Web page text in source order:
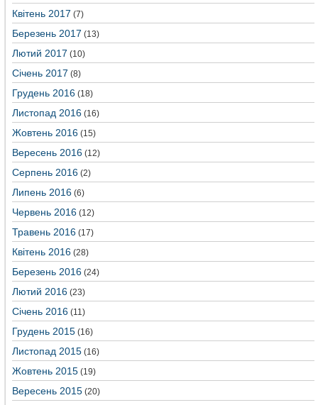
Квітень 2017 (7)
Березень 2017 (13)
Лютий 2017 (10)
Січень 2017 (8)
Грудень 2016 (18)
Листопад 2016 (16)
Жовтень 2016 (15)
Вересень 2016 (12)
Серпень 2016 (2)
Липень 2016 (6)
Червень 2016 (12)
Травень 2016 (17)
Квітень 2016 (28)
Березень 2016 (24)
Лютий 2016 (23)
Січень 2016 (11)
Грудень 2015 (16)
Листопад 2015 (16)
Жовтень 2015 (19)
Вересень 2015 (20)